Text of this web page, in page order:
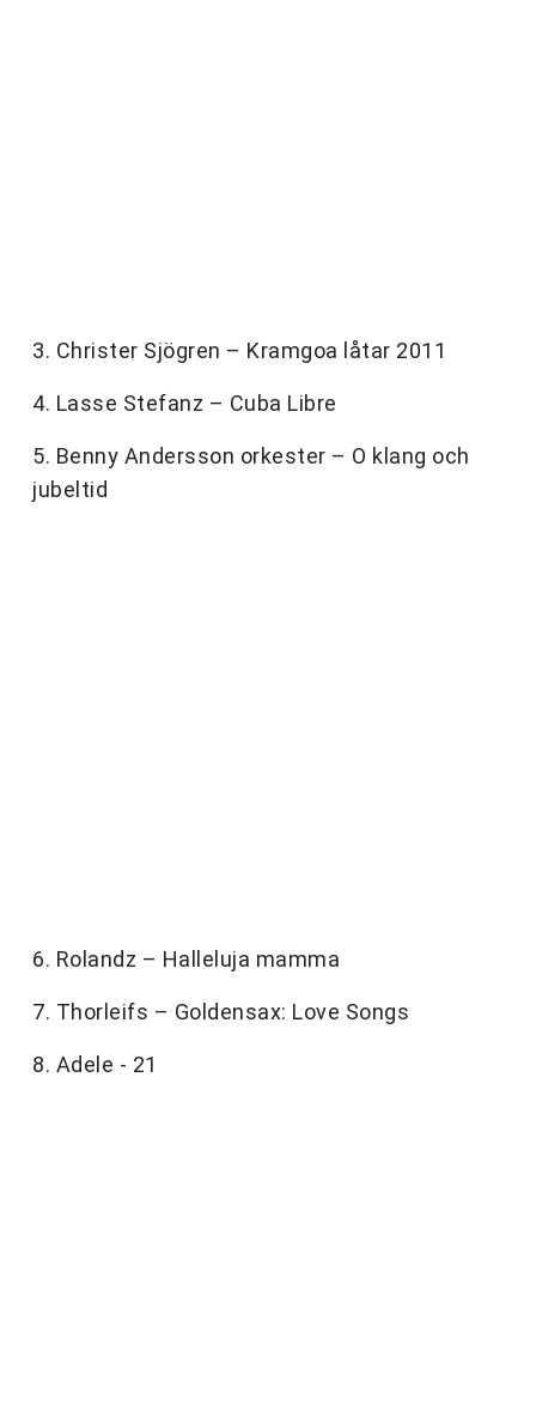
3. Christer Sjögren – Kramgoa låtar 2011
4. Lasse Stefanz – Cuba Libre
5. Benny Andersson orkester – O klang och
jubeltid
6. Rolandz – Halleluja mamma
7. Thorleifs – Goldensax: Love Songs
8. Adele - 21